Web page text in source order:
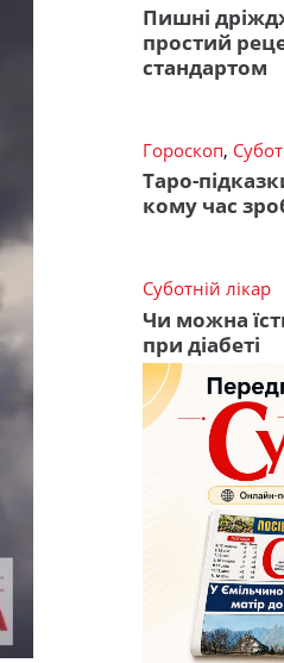
Пишні
простий
стандартом
Гороскоп,
Таро-
кому час
Суботній лікар
Чи можна
при діабеті